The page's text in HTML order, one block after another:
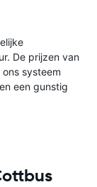
De prijzen van
systeem
een gunstig